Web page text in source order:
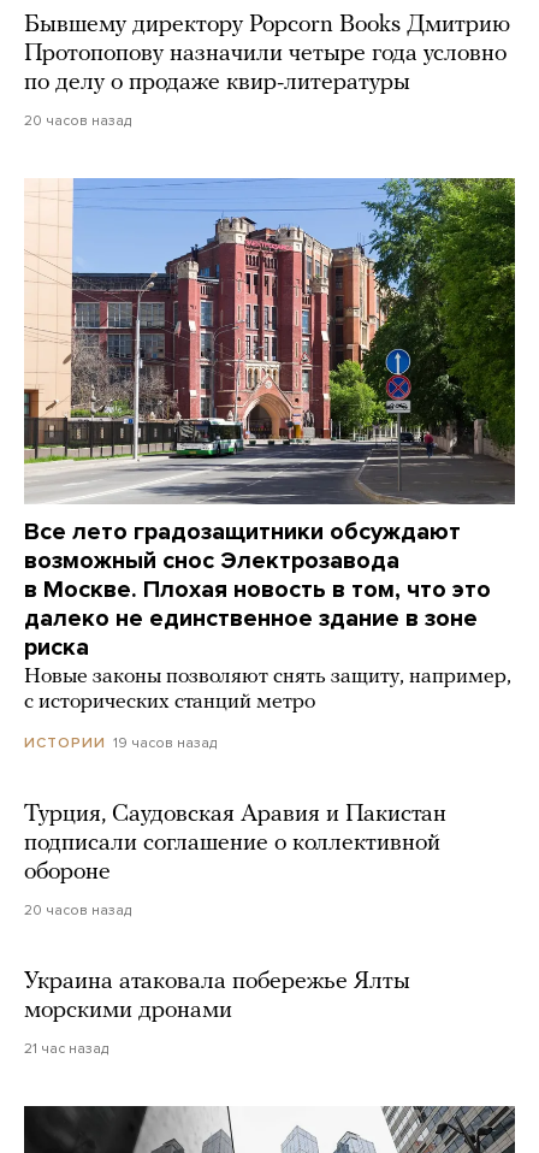
Бывшему директору Popcorn Books Дмитрию
Протопопову назначили четыре года условно
по делу о продаже квир-литературы
20 часов назад
Все лето градозащитники обсуждают
возможный снос Электрозавода
в Москве. Плохая новость в том, что это
далеко не единственное здание в зоне
риска
Новые законы позволяют снять защиту, например,
с исторических станций метро
ИСТОРИИ 19 часов назад
Турция, Саудовская Аравия и Пакистан
подписали соглашение о коллективной
обороне
20 часов назад
Украина атаковала побережье Ялты
морскими дронами
21 час назад